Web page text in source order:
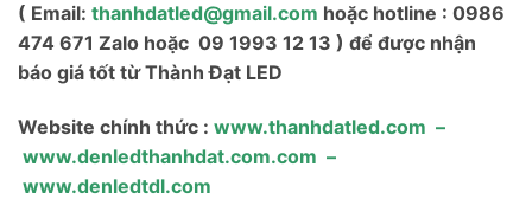
( Email: thanhdatled@gmail.com hoặc hotline : 0986
474 671 Zalo hoặc 09 1993 12 13 ) để được nhận
báo giá tốt từ Thành Đạt LED
Website chính thức : www.thanhdatled.com –
www.denledthanhdat.com.com –
www.denledtdl.com